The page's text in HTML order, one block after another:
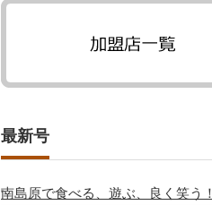
最新号
南島原で食べる、遊ぶ、良く笑う！